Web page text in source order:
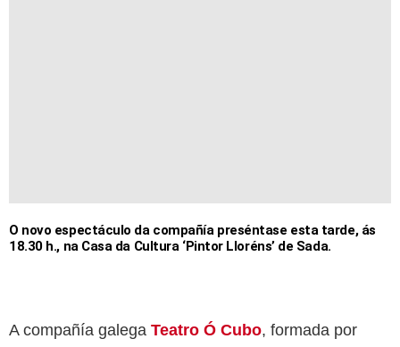
O novo espectáculo da compañía preséntase esta tarde, ás
18.30 h., na Casa da Cultura ‘Pintor Lloréns’ de Sada.
A compañía galega Teatro Ó Cubo, formada por